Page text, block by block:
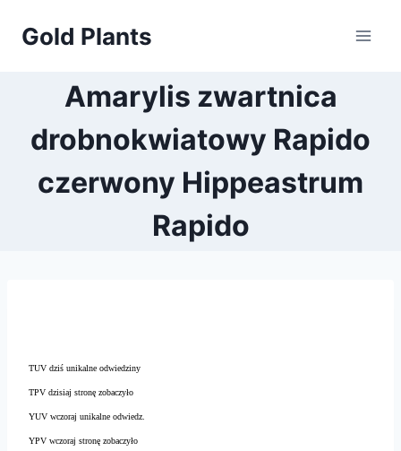
Gold Plants
Amarylis zwartnica
drobnokwiatowy Rapido
czerwony Hippeastrum
Rapido
TUV dziś unikalne odwiedziny
TPV dzisiaj stronę zobaczyło
YUV wczoraj unikalne odwiedz.
YPV wczoraj stronę zobaczyło